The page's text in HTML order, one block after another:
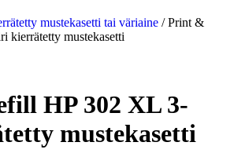
mustekasetti tai väriaine / Print &
kierrätetty mustekasetti
HP 302 XL 3-
mustekasetti